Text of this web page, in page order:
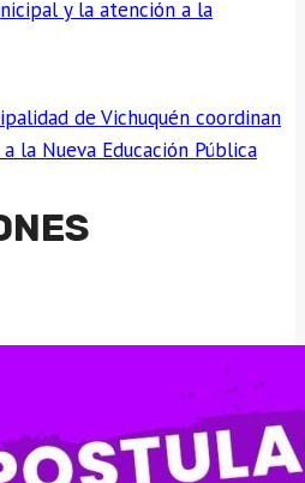
y la atención a la
de Vichuquén coordinan
la Nueva Educación Pública